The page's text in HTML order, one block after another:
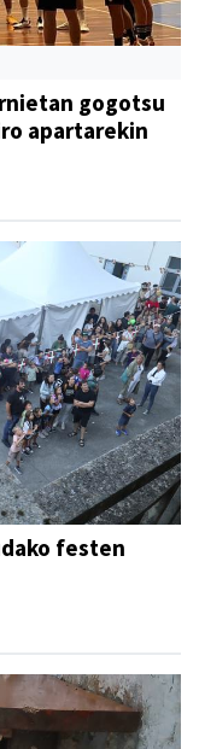
gogotsu
apartarekin
festen